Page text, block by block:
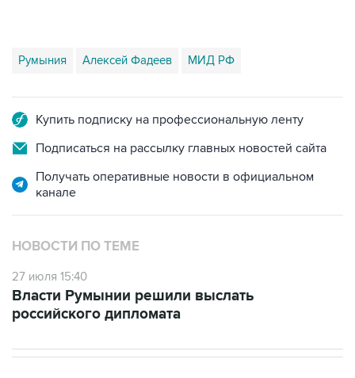
Румыния Алексей Фадеев МИД РФ
Купить подписку на профессиональную ленту
Подписаться на рассылку главных новостей сайта
Получать оперативные новости в официальном
канале
НОВОСТИ ПО ТЕМЕ
27 июля 15:40
Власти Румынии решили выслать
российского дипломата